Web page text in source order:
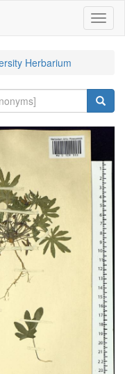
Herbarium